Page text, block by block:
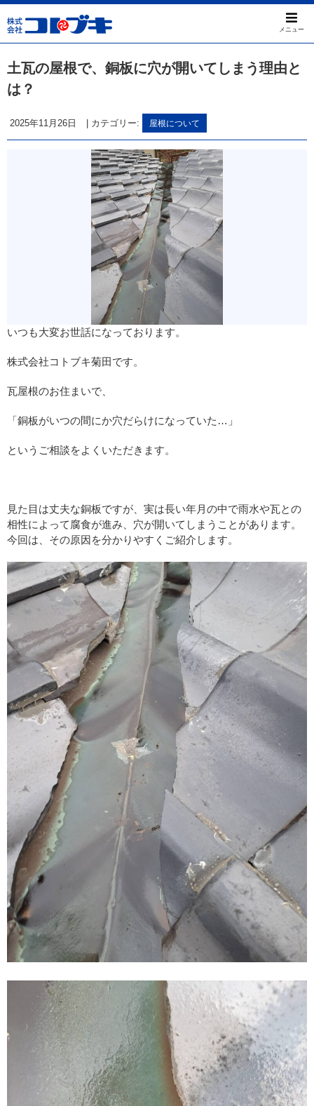
メニュー
土瓦の屋根で、銅板に穴が開いてしまう理由と
は？
2025年11月26日 カテゴリー: 屋根について
いつも大変お世話になっております。
株式会社コトブキ菊田です。
瓦屋根のお住まいで、
「銅板がいつの間にか穴だらけになっていた…」
というご相談をよくいただきます。
見た目は丈夫な銅板ですが、実は長い年月の中で雨水や瓦との
相性によって腐食が進み、穴が開いてしまうことがあります。
今回は、その原因を分かりやすくご紹介します。